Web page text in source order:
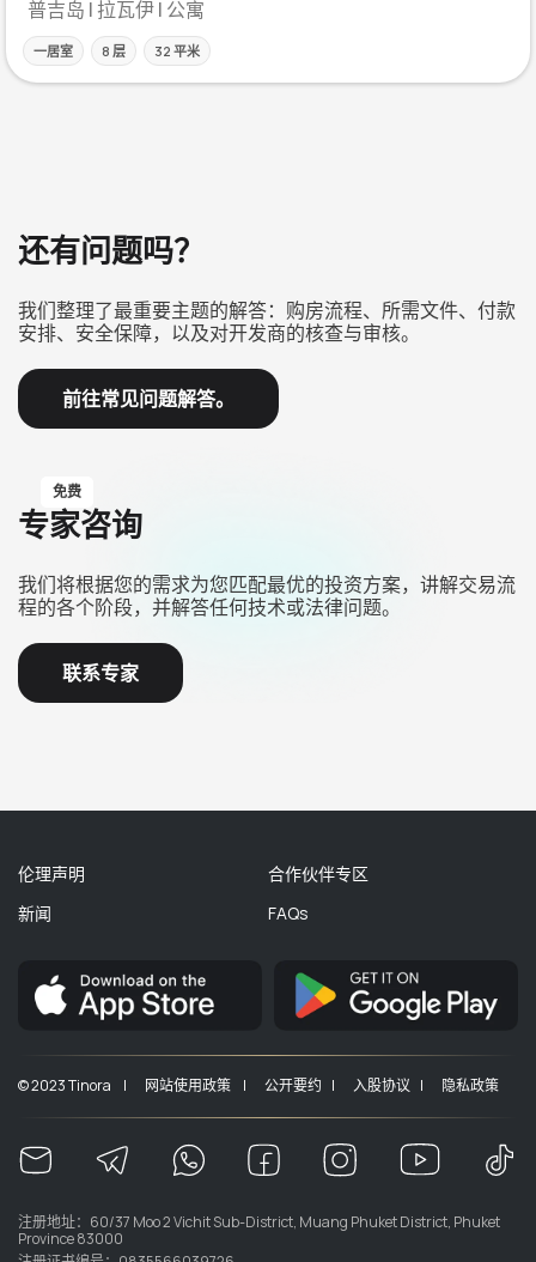
普吉岛 | 拉瓦伊 | 公寓
一居室 8 层 32 平米
还有问题吗？
我们整理了最重要主题的解答：购房流程、所需文件、付款
安排、安全保障，以及对开发商的核查与审核。
前往常见问题解答。
免费
专家咨询
我们将根据您的需求为您匹配最优的投资方案，讲解交易流
程的各个阶段，并解答任何技术或法律问题。
联系专家
伦理声明
新闻
合作伙伴专区
FAQs
© 2023 Tinora | 网站使用政策 | 公开要约 | 入股协议 | 隐私政策
注册地址：60/37 Moo 2 Vichit Sub-District, Muang Phuket District, Phuket
Province 83000